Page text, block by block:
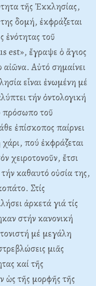
τῆς Ἐκκλησίας,
δομή, ἐκφράζεται
ἑνότητας τοῦ
est», ἔγραψε ὁ ἅγιος
αἰῶνα. Αὐτό σημαίνει
εἶναι ἐνωμένη μέ
τήν ὀντολογική
πρόσωπο τοῦ
ἐπίσκοπος παίρνει
πού ἐκφράζεται
χειροτονοῦν, ἔτσι
καθαυτό οὐσία της,
Στίς
ἀρκετά γιά τίς
στήν κανονική
μέ μεγάλη
μιᾶς
καί τῆς
ὡς τῆς μορφῆς τῆς